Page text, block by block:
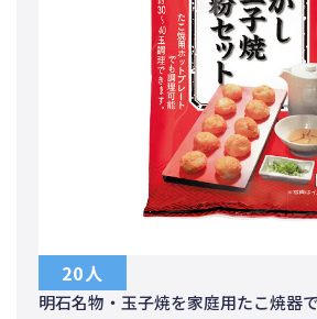
20人
明石名物・玉子焼を家庭用たこ焼器で